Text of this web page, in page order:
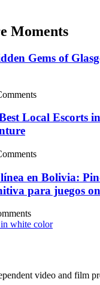
Moments
Gems of
Local Escorts
en Bolivia:
para juegos
video and film